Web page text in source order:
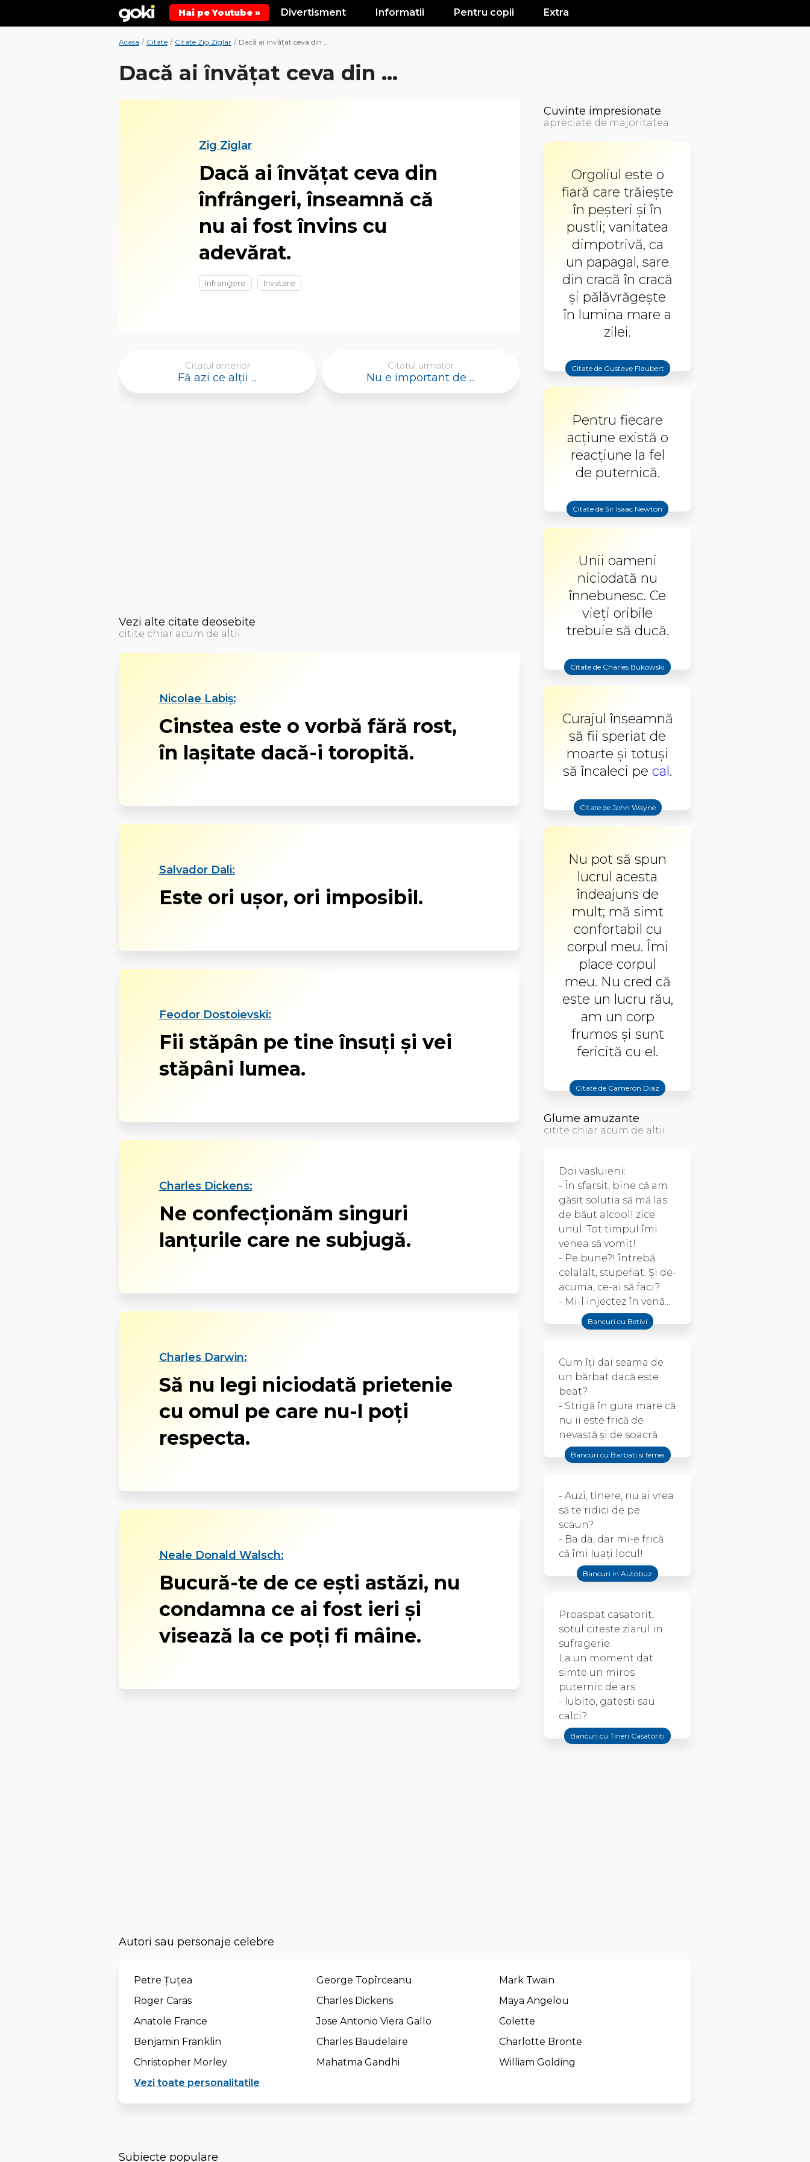
Hai pe Youtube » Divertisment Informatii Pentru copii Extra
Acasa / Citate / Citate Zig Ziglar / Dacă ai învățat ceva din ...
Dacă ai învățat ceva din ...
Zig Ziglar
Dacă ai învățat ceva din
înfrângeri, înseamnă că
nu ai fost învins cu
adevărat.
Infrangere Invatare
Citatul anterior
Fă azi ce alţii ...
Citatul urmator
Nu e important de ...
Vezi alte citate deosebite
citite chiar acum de altii
Nicolae Labiș:
Cinstea este o vorbă fără rost,
în laşitate dacă-i toropită.
Salvador Dali:
Este ori uşor, ori imposibil.
Feodor Dostoievski:
Fii stăpân pe tine însuți și vei
stăpâni lumea.
Charles Dickens:
Ne confecționăm singuri
lanțurile care ne subjugă.
Charles Darwin:
Să nu legi niciodată prietenie
cu omul pe care nu-l poți
respecta.
Neale Donald Walsch:
Bucură-te de ce ești astăzi, nu
condamna ce ai fost ieri și
visează la ce poți fi mâine.
Cuvinte impresionate
apreciate de majoritatea
Orgoliul este o
fiară care trăieşte
în peşteri şi în
pustii; vanitatea
dimpotrivă, ca
un papagal, sare
din cracă în cracă
şi pălăvrăgeşte
în lumina mare a
zilei.
Citate de Gustave Flaubert
Pentru fiecare
acţiune există o
reacţiune la fel
de puternică.
Citate de Sir Isaac Newton
Unii oameni
niciodată nu
înnebunesc. Ce
vieţi oribile
trebuie să ducă.
Citate de Charles Bukowski
Curajul înseamnă
să fii speriat de
moarte şi totuşi
să încaleci pe cal .
Citate de John Wayne
Nu pot să spun
lucrul acesta
îndeajuns de
mult; mă simt
confortabil cu
corpul meu. Îmi
place corpul
meu. Nu cred că
este un lucru rău,
am un corp
frumos şi sunt
fericită cu el.
Citate de Cameron Diaz
Glume amuzante
citite chiar acum de altii
Doi vasluieni:
- În sfarsit, bine că am
găsit solutia să mă las
de băut alcool! zice
unul. Tot timpul îmi
venea să vomit!
- Pe bune?! întrebă
celalalt, stupefiat. Şi de-
acuma, ce-ai să faci?
- Mi-l injectez în venă...
Bancuri cu Betivi
Cum îți dai seama de
un bărbat dacă este
beat?
- Strigă în gura mare că
nu ii este frică de
nevastă și de soacră.
Bancuri cu Barbati si femei
- Auzi, tinere, nu ai vrea
să te ridici de pe
scaun?
- Ba da, dar mi-e frică
că îmi luaţi locul!
Bancuri in Autobuz
Proaspat casatorit,
sotul citeste ziarul in
sufragerie.
La un moment dat
simte un miros
puternic de ars.
- Iubito, gatesti sau
calci?
Bancuri cu Tineri Casatoriti
Autori sau personaje celebre
Petre Țuțea George Topîrceanu
Mark Twain
Roger Caras
Charles Dickens
Maya Angelou
Anatole France
Jose Antonio Viera Gallo
Colette
Benjamin Franklin
Charles Baudelaire
Charlotte Bronte
Christopher Morley
Mahatma Gandhi
William Golding
Vezi toate personalitatile
Subiecte populare